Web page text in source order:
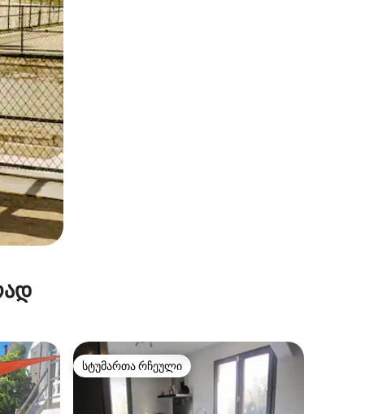
სტუმართა რჩეული
სტუმართა რჩეული